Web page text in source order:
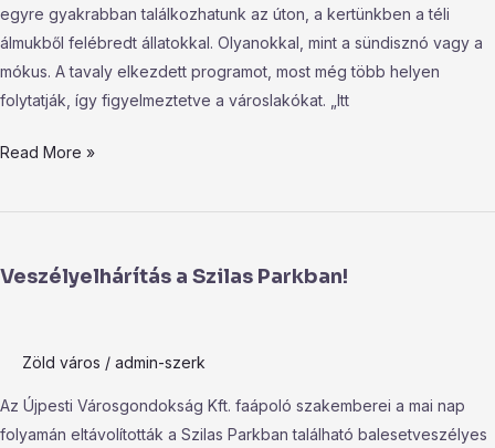
egyre gyakrabban találkozhatunk az úton, a kertünkben a téli
álmukből felébredt állatokkal. Olyanokkal, mint a sündisznó vagy a
mókus. A tavaly elkezdett programot, most még több helyen
folytatják, így figyelmeztetve a városlakókat. „Itt
Read More »
Veszélyelhárítás a Szilas Parkban!
Zöld város / admin-szerk
Az Újpesti Városgondokság Kft. faápoló szakemberei a mai nap
folyamán eltávolították a Szilas Parkban található balesetveszélyes
Szilas